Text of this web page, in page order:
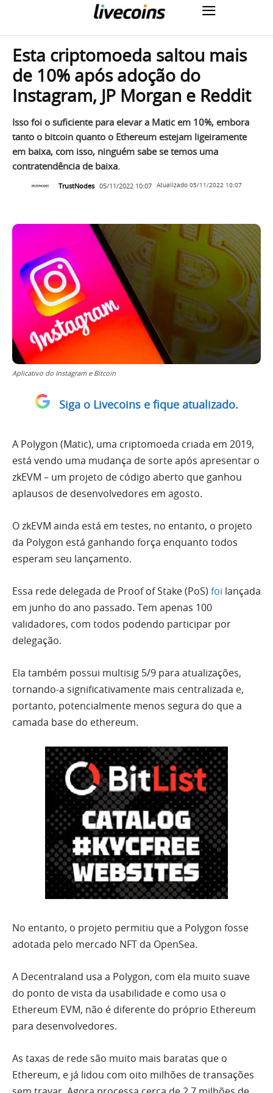
Esta criptomoeda saltou mais
de 10% após adoção do
Instagram, JP Morgan e Reddit
Isso foi o suficiente para elevar a Matic em 10%, embora
tanto o bitcoin quanto o Ethereum estejam ligeiramente
em baixa, com isso, ninguém sabe se temos uma
contratendência de baixa.
TrustNodes 05/11/2022 10:07 Atualizado 05/11/2022 10:07
Aplicativo do Instagram e Bitcoin
Siga o Livecoins e fique atualizado.
A Polygon (Matic), uma criptomoeda criada em 2019,
está vendo uma mudança de sorte após apresentar o
zkEVM – um projeto de código aberto que ganhou
aplausos de desenvolvedores em agosto.
O zkEVM ainda está em testes, no entanto, o projeto
da Polygon está ganhando força enquanto todos
esperam seu lançamento.
Essa rede delegada de Proof of Stake (PoS) foi lançada
em junho do ano passado. Tem apenas 100
validadores, com todos podendo participar por
delegação.
Ela também possui multisig 5/9 para atualizações,
tornando-a significativamente mais centralizada e,
portanto, potencialmente menos segura do que a
camada base do ethereum.
No entanto, o projeto permitiu que a Polygon fosse
adotada pelo mercado NFT da OpenSea.
A Decentraland usa a Polygon, com ela muito suave
do ponto de vista da usabilidade e como usa o
Ethereum EVM, não é diferente do próprio Ethereum
para desenvolvedores.
As taxas de rede são muito mais baratas que o
Ethereum, e já lidou com oito milhões de transações